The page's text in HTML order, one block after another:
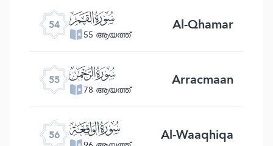
54 ﯣ
55 ആയത്ത് Al-Qhamar
55 ﯤ
78 ആയത്ത് Arracmaan
56 ﯥ Al-Waaqhiqa